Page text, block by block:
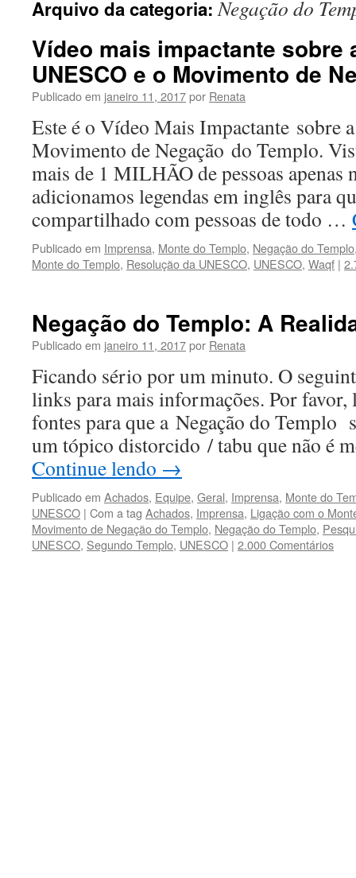
conteúdo
Arquivo da categoria:Negação do
Vídeo mais impactante sobre
UNESCO e o Movimento de
Publicado em janeiro 11, 2017por Renata
Este é o Vídeo Mais Impactante sobre
Movimento de Negação do Templo.
mais de 1 MILHÃO de pessoas apenas
adicionamos legendas em inglês para
compartilhado com pessoas de todo …
Publicado em Imprensa, Monte do Templo, Negação do Templo
Monte do Templo, Resolução da UNESCO, UNESCO, Waqf |
Negação do Templo: A
Publicado em janeiro 11, 2017por Renata
Ficando sério por um minuto. O
links para mais informações. Por favor,
fontes para que a Negação do Templo
um tópico distorcido / tabu que não é
Continue lendo →
Publicado em Achados, Equipe, Geral, Imprensa, Monte do
UNESCO | Com a tag Achados, Imprensa, Ligação com o
Movimento de Negação do Templo, Negação do Templo,
UNESCO, Segundo Templo, UNESCO | 2.000 Comentários